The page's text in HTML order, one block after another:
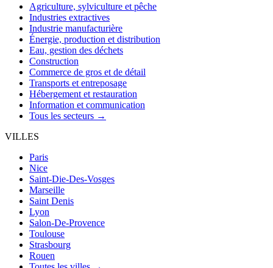
Agriculture, sylviculture et pêche
Industries extractives
Industrie manufacturière
Énergie, production et distribution
Eau, gestion des déchets
Construction
Commerce de gros et de détail
Transports et entreposage
Hébergement et restauration
Information et communication
Tous les secteurs →
VILLES
Paris
Nice
Saint-Die-Des-Vosges
Marseille
Saint Denis
Lyon
Salon-De-Provence
Toulouse
Strasbourg
Rouen